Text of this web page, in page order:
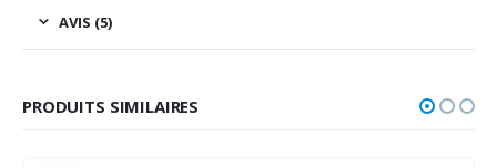
AVIS (5)
PRODUITS SIMILAIRES